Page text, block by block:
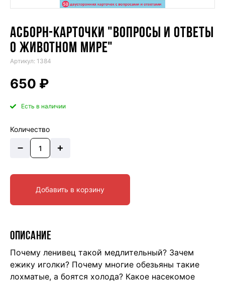
АСБОРН-КАРТОЧКИ "ВОПРОСЫ И ОТВЕТЫ
О ЖИВОТНОМ МИРЕ"
Артикул: 1384
650 ₽
Есть в наличии
Количество
– +
Добавить в корзину
ОПИСАНИЕ
Почему ленивец такой медлительный? Зачем
ежику иголки? Почему многие обезьяны такие
лохматые, а боятся холода? Какое насекомое